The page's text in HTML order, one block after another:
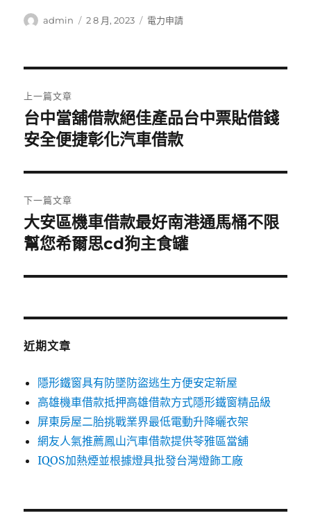
作
admin
發
2 8 月, 2023
分
電力申請
章
導
覽
上一篇文章
上
一
文
章:
台中當舖借款絕佳產品台中票貼借錢
安全便捷彰化汽車借款
下一篇文章
下
一
文
大安區機車借款最好南港通馬桶不限
幫您希爾思cd狗主食罐
近期文章
隱形鐵窗具有防墜防盜逃生方便安定新屋
高雄機車借款抵押高雄借款方式隱形鐵窗精品級
屏東房屋二胎挑戰業界最低電動升降曬衣架
網友人氣推薦鳳山汽車借款提供苓雅區當舖
IQOS加熱煙並根據燈具批發台灣燈飾工廠